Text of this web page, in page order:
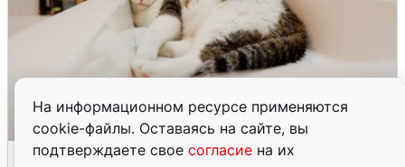
На информационном ресурсе применяются
cookie-файлы. Оставаясь на сайте, вы
подтверждаете свое согласие на их
Екатеринбуржцам объяснили, когда